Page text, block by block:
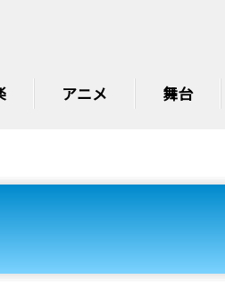
アニメ 舞台